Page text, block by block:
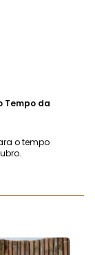
Tempo da
o tempo